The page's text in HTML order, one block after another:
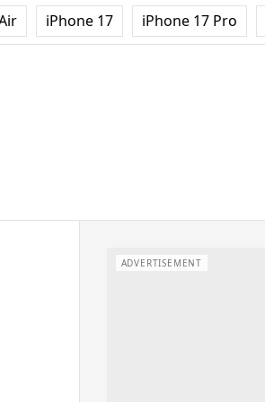
iPhone 17 iPhone 17 Pro
ADVERTISEMENT